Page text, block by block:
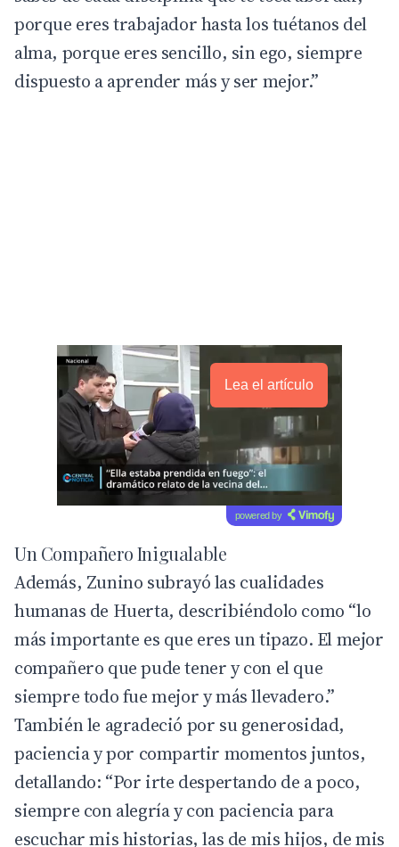
porque eres trabajador hasta los tuétanos del
alma, porque eres sencillo, sin ego, siempre
dispuesto a aprender más y ser mejor.”
Lea el artículo
powered by
Un Compañero Inigualable
Además, Zunino subrayó las cualidades
humanas de Huerta, describiéndolo como “lo
más importante es que eres un tipazo. El mejor
compañero que pude tener y con el que
siempre todo fue mejor y más llevadero.”
También le agradeció por su generosidad,
paciencia y por compartir momentos juntos,
detallando: “Por irte despertando de a poco,
siempre con alegría y con paciencia para
escuchar mis historias, las de mis hijos, de mis